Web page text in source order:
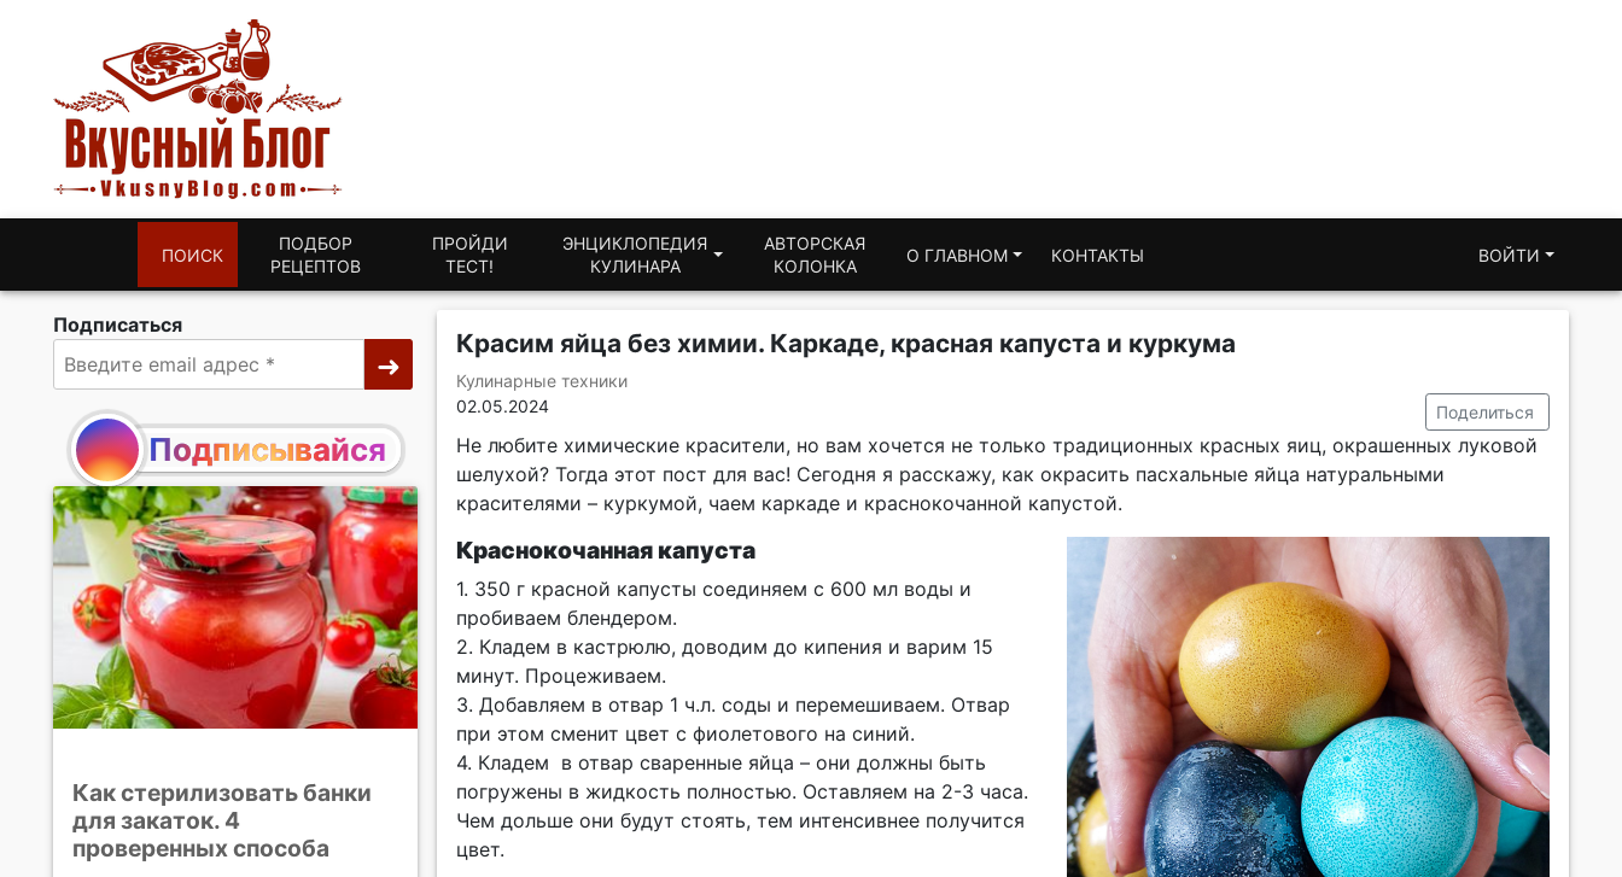
ПОИСК
ПОДБОР
РЕЦЕПТОВ
ПРОЙДИ
ТЕСТ!
ЭНЦИКЛОПЕДИЯ
КУЛИНАРА
АВТОРСКАЯ
КОЛОНКА
О ГЛАВНОМ КОНТАКТЫ ВОЙТИ
Подписаться
Подписывайся
Как стерилизовать банки
для закаток. 4
проверенных способа
Красим яйца без химии. Каркаде, красная капуста и куркума
Кулинарные техники
02.05.2024
Поделиться
Не любите химические красители, но вам хочется не только традиционных красных яиц, окрашенных луковой
шелухой? Тогда этот пост для вас! Сегодня я расскажу, как окрасить пасхальные яйца натуральными
красителями – куркумой, чаем каркаде и краснокочанной капустой.
Краснокочанная капуста
1. 350 г красной капусты соединяем с 600 мл воды и
пробиваем блендером.
2. Кладем в кастрюлю, доводим до кипения и варим 15
минут. Процеживаем.
3. Добавляем в отвар 1 ч.л. соды и перемешиваем. Отвар
при этом сменит цвет с фиолетового на синий.
4. Кладем в отвар сваренные яйца – они должны быть
погружены в жидкость полностью. Оставляем на 2-3 часа.
Чем дольше они будут стоять, тем интенсивнее получится
цвет.